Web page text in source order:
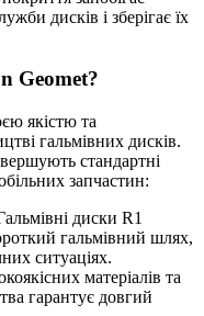
дисків і зберігає їх
Geomet?
якістю та
гальмівних дисків.
стандартні
запчастин:
диски R1
гальмівний шлях,
ситуаціях.
матеріалів та
гарантує довгий